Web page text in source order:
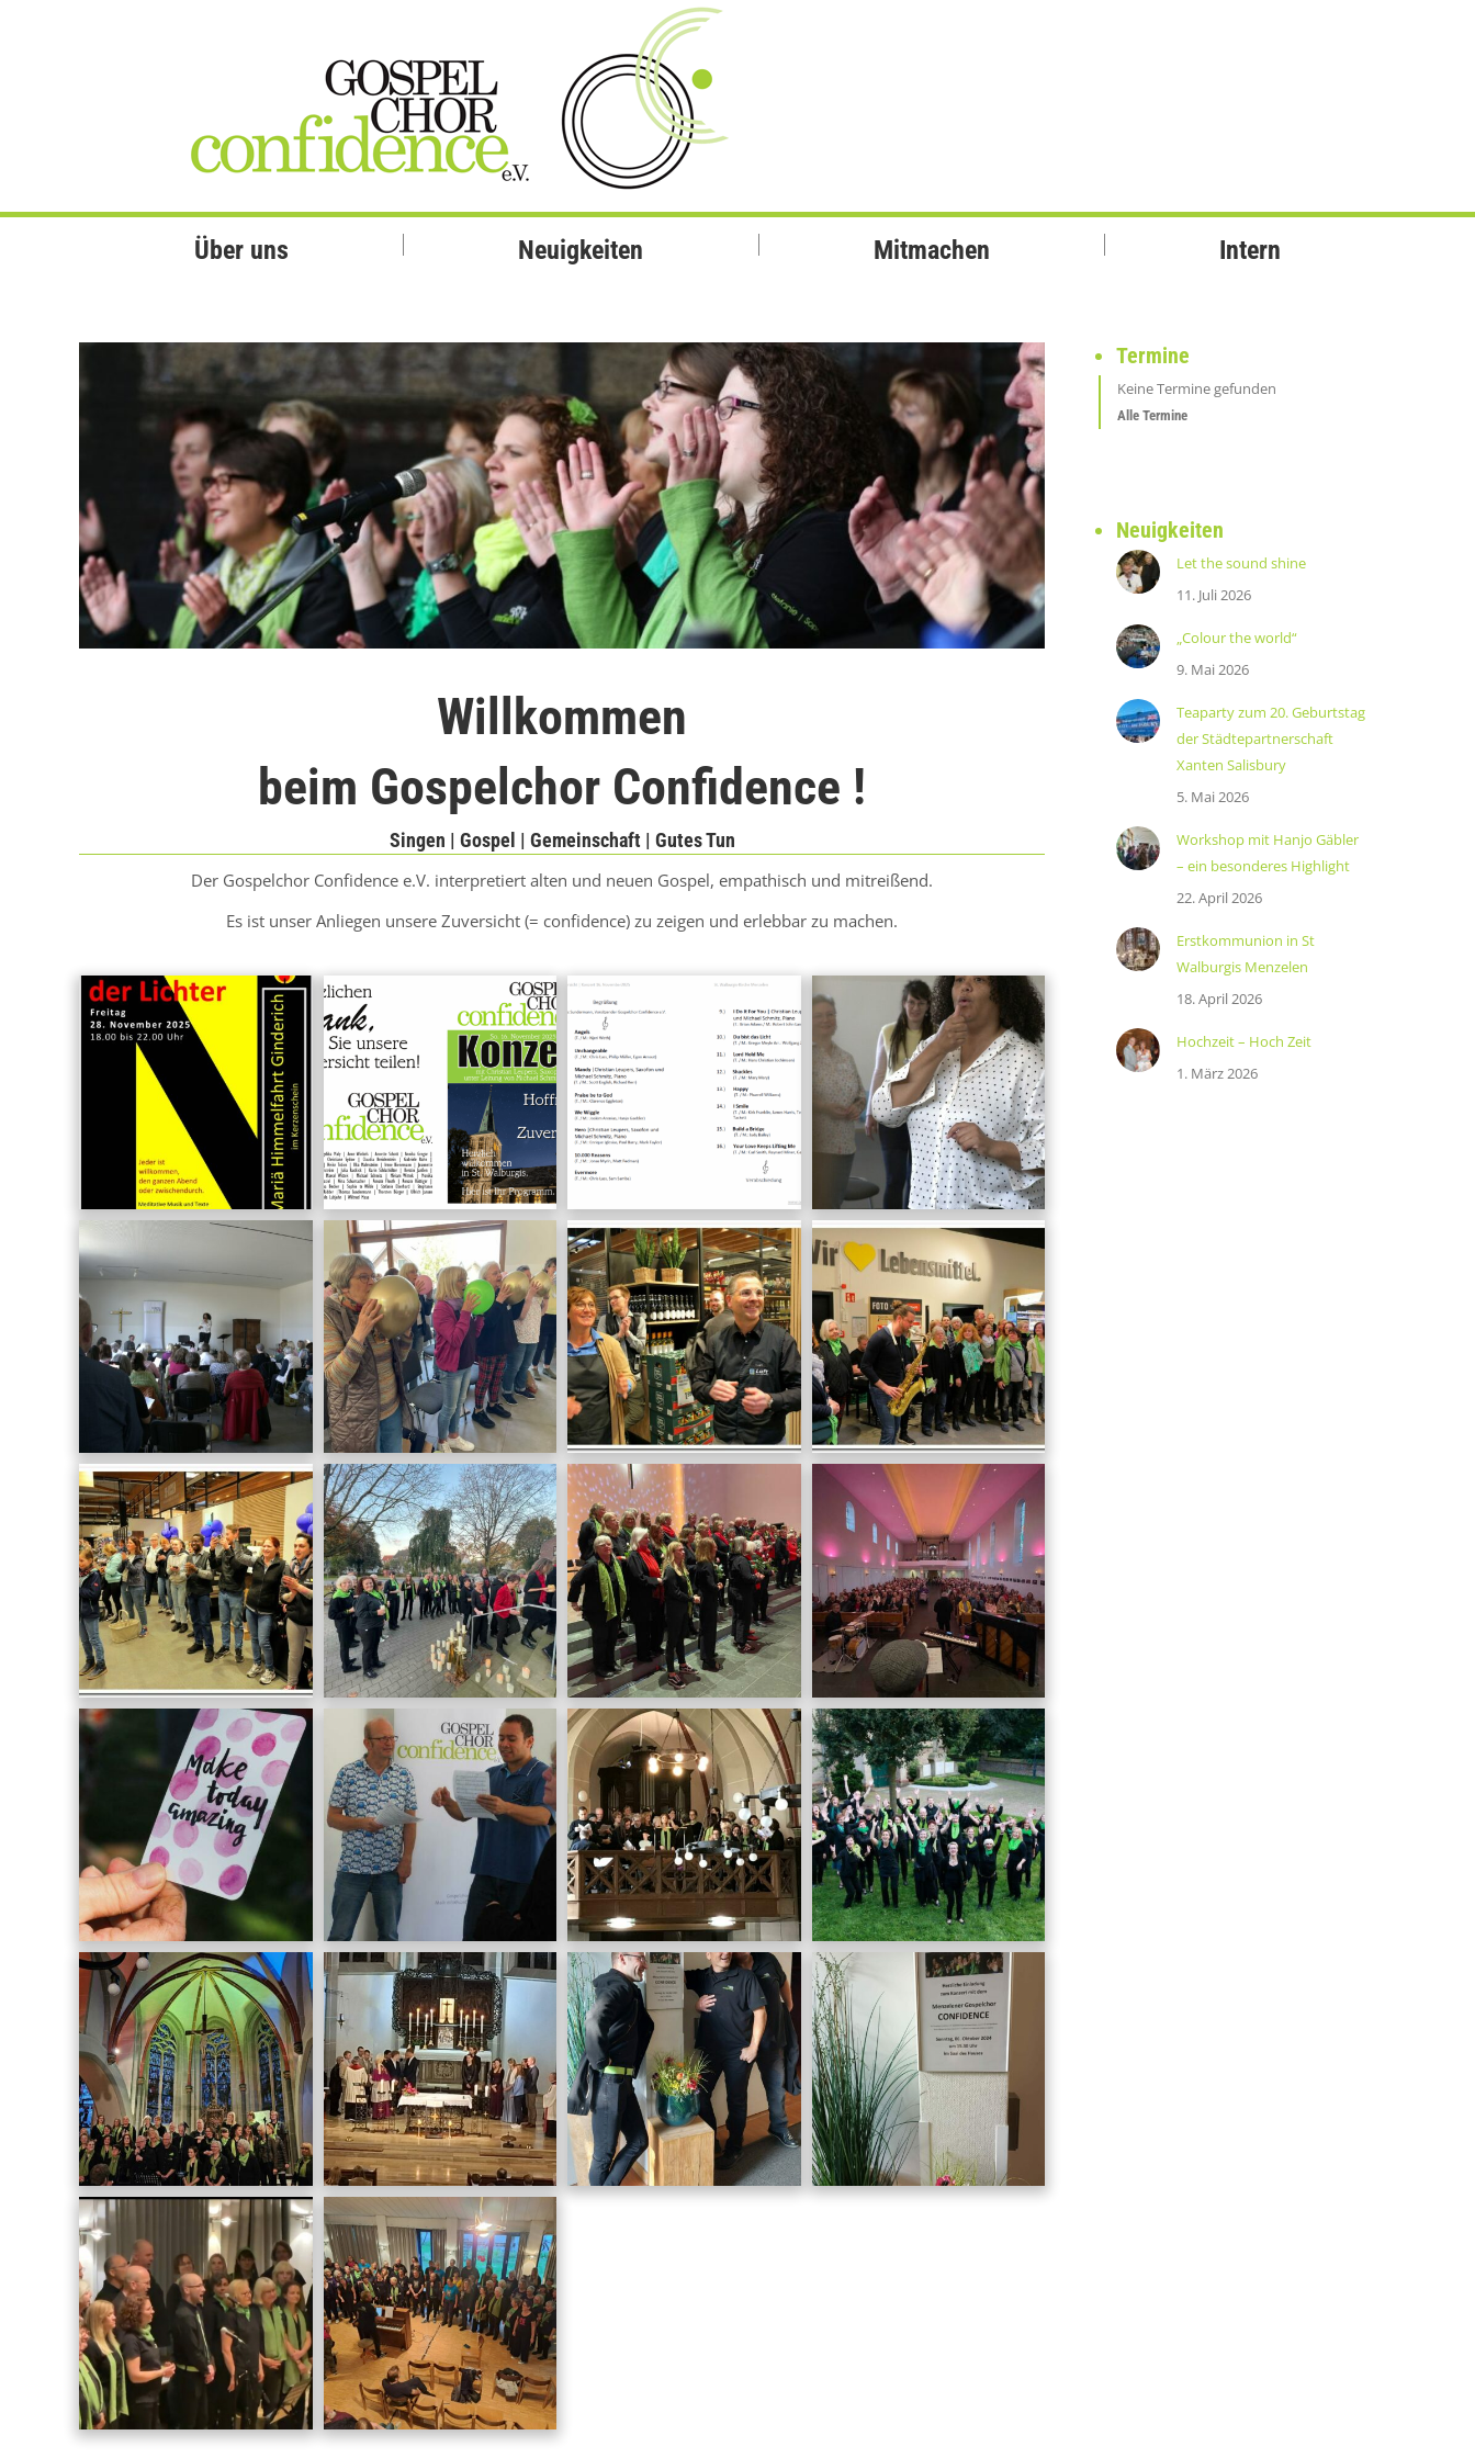
Über uns Neuigkeiten Mitmachen Intern
Willkommen
beim Gospelchor Confidence !
Singen | Gospel | Gemeinschaft | Gutes Tun
Der Gospelchor Confidence e.V. interpretiert alten und neuen Gospel, empathisch und mitreißend.
Es ist unser Anliegen unsere Zuversicht (= confidence) zu zeigen und erlebbar zu machen.
Termine
Keine Termine gefunden
Alle Termine
Neuigkeiten
Let the sound shine
11. Juli 2026
„Colour the world“
9. Mai 2026
Teaparty zum 20. Geburtstag
der Städtepartnerschaft
Xanten Salisbury
5. Mai 2026
Workshop mit Hanjo Gäbler
– ein besonderes Highlight
22. April 2026
Erstkommunion in St
Walburgis Menzelen
18. April 2026
Hochzeit – Hoch Zeit
1. März 2026